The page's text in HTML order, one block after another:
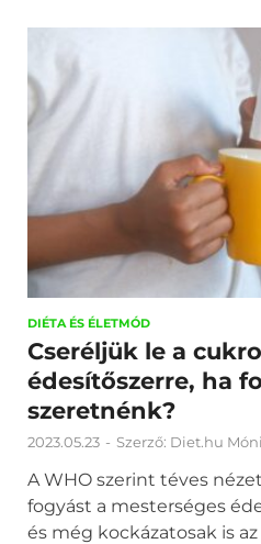
DIÉTA ÉS ÉLETMÓD
Cseréljük le a
édesítőszerre, ha
szeretnénk?
2023.05.23 - Szerző: Diet.hu
A WHO szerint téves
fogyást a mesterséges
és még kockázatosak is